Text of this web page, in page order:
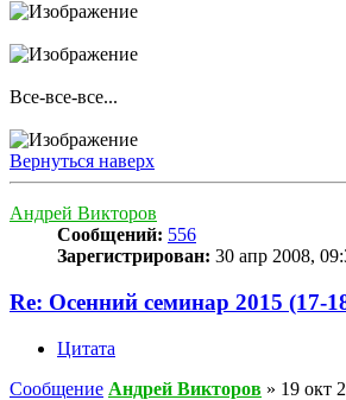
Все-все-все...
Вернуться наверх
Андрей Викторов
Сообщений: 556
Зарегистрирован: 30 апр 2008,
Re: Осенний семинар 2015 (17-
Цитата
Сообщение Андрей Викторов » 19 окт